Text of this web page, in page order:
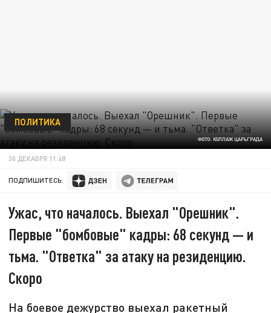
ФОТО: КОЛЛАЖ ЦАРЬГРАДА
ПОЛИТИКА
30 ДЕКАБРЯ 11:48
ПОДПИШИТЕСЬ:
Ужас, что началось. Выехал "Орешник".
Первые "бомбовые" кадры: 68 секунд — и
тьма. "Ответка" за атаку на резиденцию.
Скоро
На боевое дежурство выехал ракетный